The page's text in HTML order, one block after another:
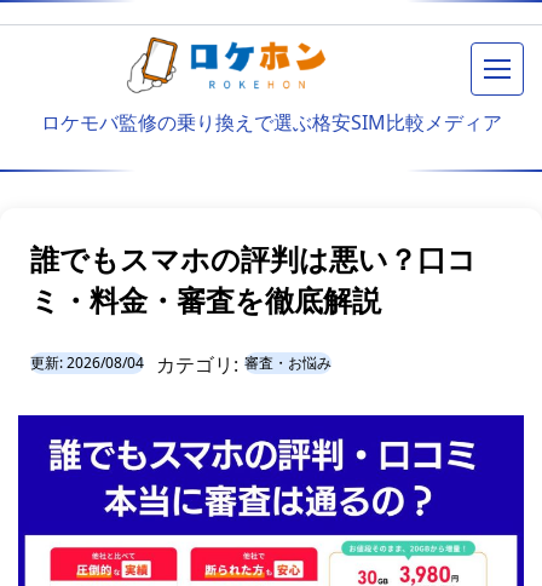
メニ
ロケモバ監修の乗り換えで選ぶ格安SIM比較メディア
誰でもスマホの評判は悪い？口コ
ミ・料金・審査を徹底解説
更新:2026/08/04 カテゴリ: 審査・お悩み